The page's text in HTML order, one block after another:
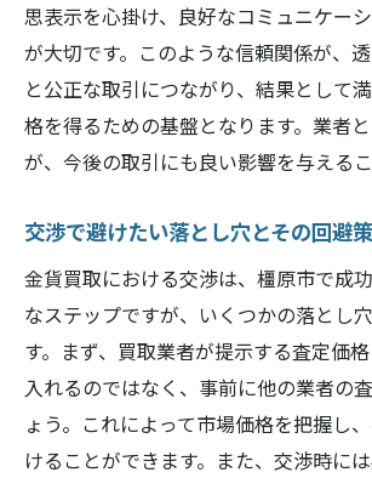
思表示を心掛け、良好なコミュニケー
が大切です。このような信頼関係が、
と公正な取引につながり、結果として
格を得るための基盤となります。業者
が、今後の取引にも良い影響を与えるこ
交渉で避けたい落とし穴とその回避策
金貨買取における交渉は、橿原市で成
なステップですが、いくつかの落とし
す。まず、買取業者が提示する査定価
入れるのではなく、事前に他の業者の
ょう。これによって市場価格を把握し
けることができます。また、交渉時に